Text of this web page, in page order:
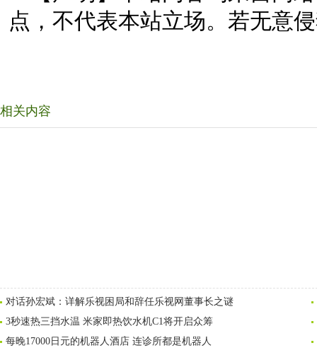
点，不代表本站立场。若无意
相关内容
对话孙宏斌：详解乐视困局和辞任乐视网董事长之谜
3秒速热三挡水温 米家即热饮水机C1将开启众筹
每晚17000日元的机器人酒店 连诊所都是机器人